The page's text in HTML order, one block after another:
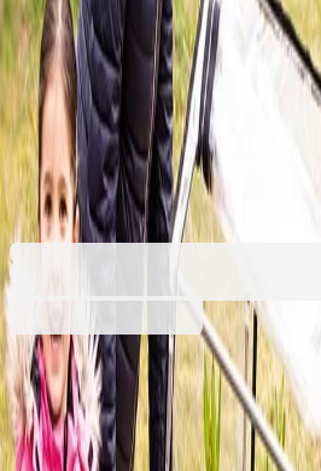
Начало/ Образование
No Brand
Beleduc
6626020238
Баркод: 4014888620102
460,10 €899,89 лв.
Купи
460,10 €899,89 лв.